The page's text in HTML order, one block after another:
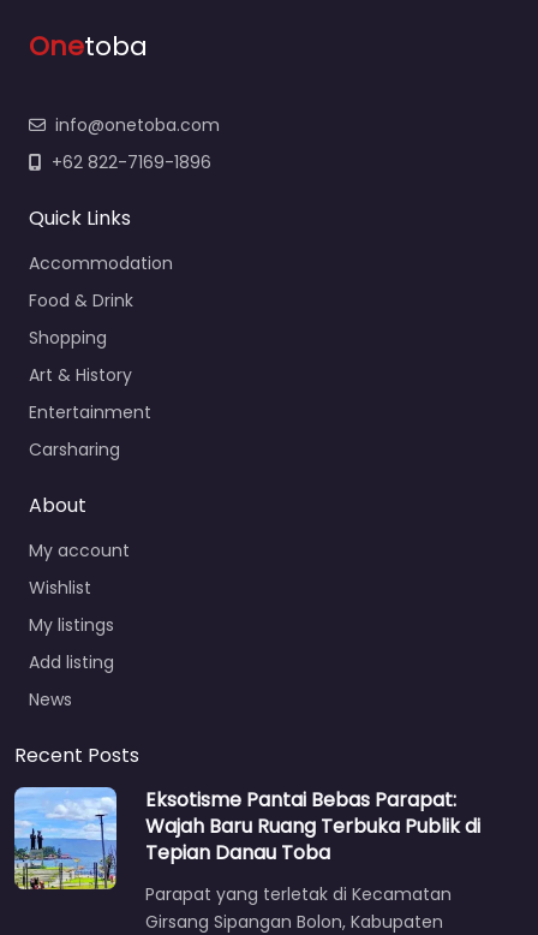
Onetoba
info@onetoba.com
+62 822-7169-1896
Quick Links
Accommodation
Food & Drink
Shopping
Art & History
Entertainment
Carsharing
About
My account
Wishlist
My listings
Add listing
News
Recent Posts
Eksotisme Pantai Bebas Parapat:
Wajah Baru Ruang Terbuka Publik di
Tepian Danau Toba
Parapat yang terletak di Kecamatan
Girsang Sipangan Bolon, Kabupaten